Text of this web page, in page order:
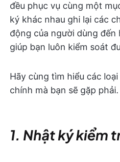
đều phục vụ cùng một
ký khác nhau ghi lại các
động của người dùng đến
giúp bạn luôn kiểm soát
Hãy cùng tìm hiểu các
chính mà bạn sẽ gặp phải.
1. Nhật ký kiểm